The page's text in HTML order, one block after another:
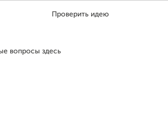
Проверить идею